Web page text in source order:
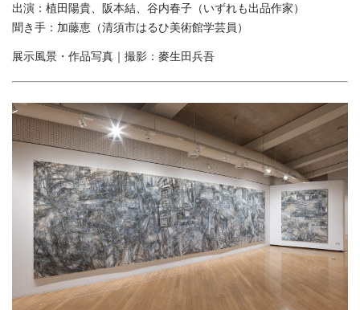
出演：植田陽貴、阪本結、谷内春子（いずれも出品作家）
聞き手：加藤恵（清須市はるひ美術館学芸員）
展示風景・作品写真｜撮影：麥生田兵吾